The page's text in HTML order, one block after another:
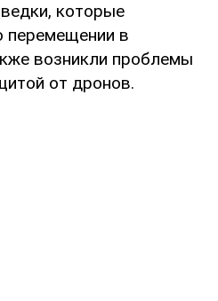
которые
перемещении в
возникли проблемы
от дронов.